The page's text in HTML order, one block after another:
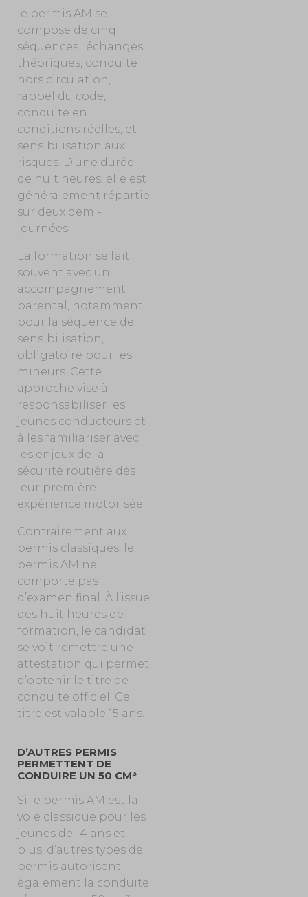
le permis AM se
compose de cinq
séquences : échanges
théoriques, conduite
hors circulation,
rappel du code,
conduite en
conditions réelles, et
sensibilisation aux
risques. D’une durée
de huit heures, elle est
généralement répartie
sur deux demi-
journées.
La formation se fait
souvent avec un
accompagnement
parental, notamment
pour la séquence de
sensibilisation,
obligatoire pour les
mineurs. Cette
approche vise à
responsabiliser les
jeunes conducteurs et
à les familiariser avec
les enjeux de la
sécurité routière dès
leur première
expérience motorisée.
Contrairement aux
permis classiques, le
permis AM ne
comporte pas
d’examen final. À l’issue
des huit heures de
formation, le candidat
se voit remettre une
attestation qui permet
d’obtenir le titre de
conduite officiel. Ce
titre est valable 15 ans.
D’AUTRES PERMIS
PERMETTENT DE
CONDUIRE UN 50 CM³
Si le permis AM est la
voie classique pour les
jeunes de 14 ans et
plus, d’autres types de
permis autorisent
également la conduite